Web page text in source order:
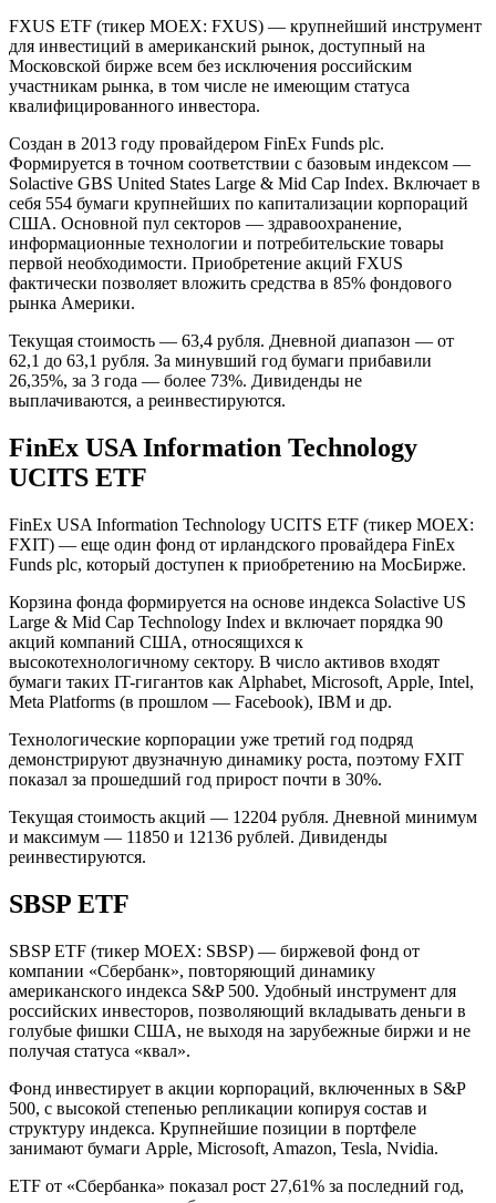
FXUS ETF (тикер MOEX: FXUS) — крупнейший инструмент
для инвестиций в американский рынок, доступный на
Московской бирже всем без исключения российским
участникам рынка, в том числе не имеющим статуса
квалифицированного инвестора.
Создан в 2013 году провайдером FinEx Funds plc.
Формируется в точном соответствии с базовым индексом —
Solactive GBS United States Large & Mid Cap Index. Включает в
себя 554 бумаги крупнейших по капитализации корпораций
США. Основной пул секторов — здравоохранение,
информационные технологии и потребительские товары
первой необходимости. Приобретение акций FXUS
фактически позволяет вложить средства в 85% фондового
рынка Америки.
Текущая стоимость — 63,4 рубля. Дневной диапазон — от
62,1 до 63,1 рубля. За минувший год бумаги прибавили
26,35%, за 3 года — более 73%. Дивиденды не
выплачиваются, а реинвестируются.
FinEx USA Information Technology
UCITS ETF
FinEx USA Information Technology UCITS ETF (тикер MOEX:
FXIT) — еще один фонд от ирландского провайдера FinEx
Funds plc, который доступен к приобретению на МосБирже.
Корзина фонда формируется на основе индекса Solactive US
Large & Mid Cap Technology Index и включает порядка 90
акций компаний США, относящихся к
высокотехнологичному сектору. В число активов входят
бумаги таких IT-гигантов как Alphabet, Microsoft, Apple, Intel,
Meta Platforms (в прошлом — Facebook), IBM и др.
Технологические корпорации уже третий год подряд
демонстрируют двузначную динамику роста, поэтому FXIT
показал за прошедший год прирост почти в 30%.
Текущая стоимость акций — 12204 рубля. Дневной минимум
и максимум — 11850 и 12136 рублей. Дивиденды
реинвестируются.
SBSP ETF
SBSP ETF (тикер MOEX: SBSP) — биржевой фонд от
компании «Сбербанк», повторяющий динамику
американского индекса S&P 500. Удобный инструмент для
российских инвесторов, позволяющий вкладывать деньги в
голубые фишки США, не выходя на зарубежные биржи и не
получая статуса «квал».
Фонд инвестирует в акции корпораций, включенных в S&P
500, с высокой степенью репликации копируя состав и
структуру индекса. Крупнейшие позиции в портфеле
занимают бумаги Apple, Microsoft, Amazon, Tesla, Nvidia.
ETF от «Сбербанка» показал рост 27,61% за последний год,